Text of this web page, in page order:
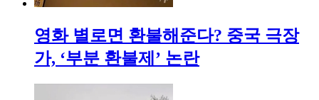
영화 별로면 환불해준다? 중국 극장
가, ‘부분 환불제’ 논란